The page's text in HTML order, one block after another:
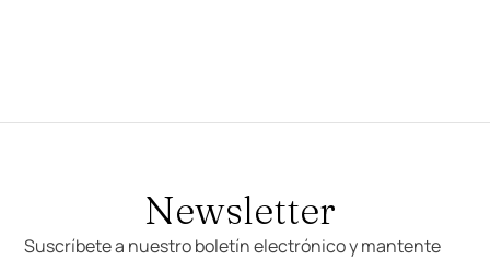
Newsletter
Suscríbete a nuestro boletín electrónico y mantente